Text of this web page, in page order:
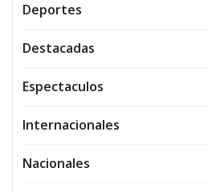
Deportes
Destacadas
Espectaculos
Internacionales
Nacionales